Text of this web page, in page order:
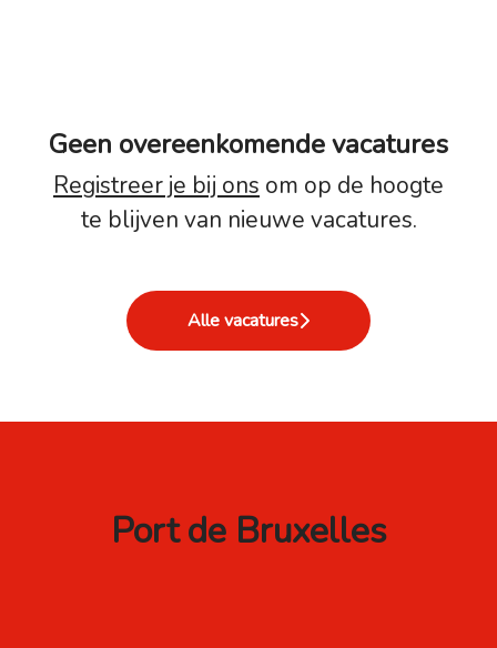
Geen overeenkomende vacatures
Registreer je bij ons om op de hoogte
te blijven van nieuwe vacatures.
Alle vacatures
Port de Bruxelles